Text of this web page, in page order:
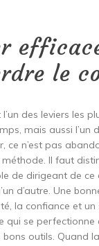
le
des leviers les
mais aussi l’un
ce n’est pas
Il faut
de dirigeant de ce
d’autre. Une
la confiance et un
qui se perfectionne
bons outils. Quand